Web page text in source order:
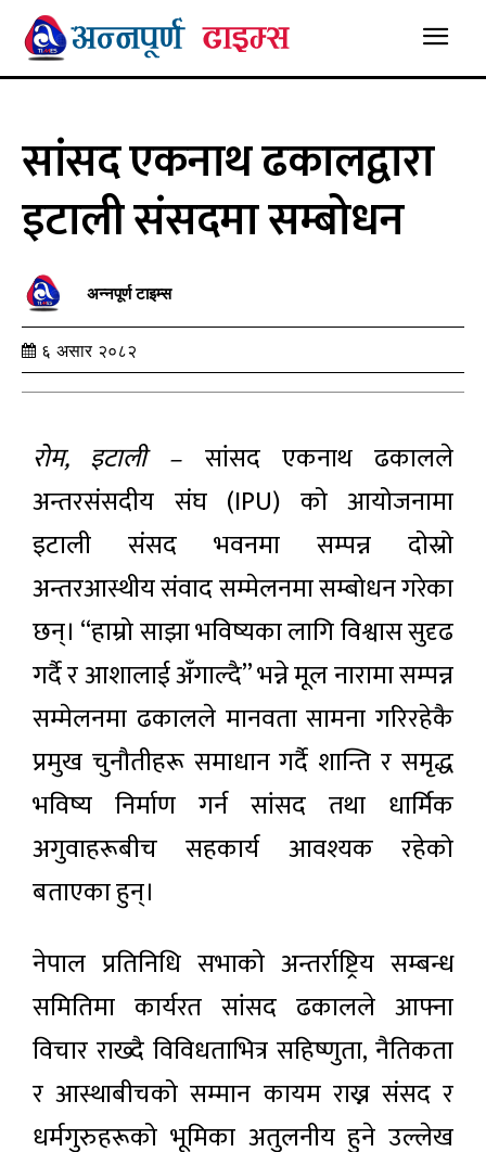
सांसद एकनाथ ढकालद्वारा
इटाली संसदमा सम्बोधन
अन्नपूर्ण टाइम्स
६ असार २०८२
रोम, इटाली – सांसद एकनाथ ढकालले
अन्तरसंसदीय संघ (IPU) को आयोजनामा
इटाली संसद भवनमा सम्पन्न दोस्रो
अन्तरआस्थीय संवाद सम्मेलनमा सम्बोधन गरेका
छन्। “हाम्रो साझा भविष्यका लागि विश्वास सुदृढ
गर्दै र आशालाई अँगाल्दै” भन्ने मूल नारामा सम्पन्न
सम्मेलनमा ढकालले मानवता सामना गरिरहेकै
प्रमुख चुनौतीहरू समाधान गर्दै शान्ति र समृद्ध
भविष्य निर्माण गर्न सांसद तथा धार्मिक
अगुवाहरूबीच सहकार्य आवश्यक रहेको
बताएका हुन्।
नेपाल प्रतिनिधि सभाको अन्तर्राष्ट्रिय सम्बन्ध
समितिमा कार्यरत सांसद ढकालले आफ्ना
विचार राख्दै विविधताभित्र सहिष्णुता, नैतिकता
र आस्थाबीचको सम्मान कायम राख्न संसद र
धर्मगुरुहरूको भूमिका अतुलनीय हुने उल्लेख